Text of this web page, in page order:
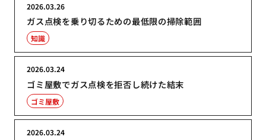
ガス点検を乗り切るための最低限の掃除範囲
2026.03.26
知識
ゴミ屋敷でガス点検を拒否し続けた結末
2026.03.24
ゴミ屋敷
2026.03.24